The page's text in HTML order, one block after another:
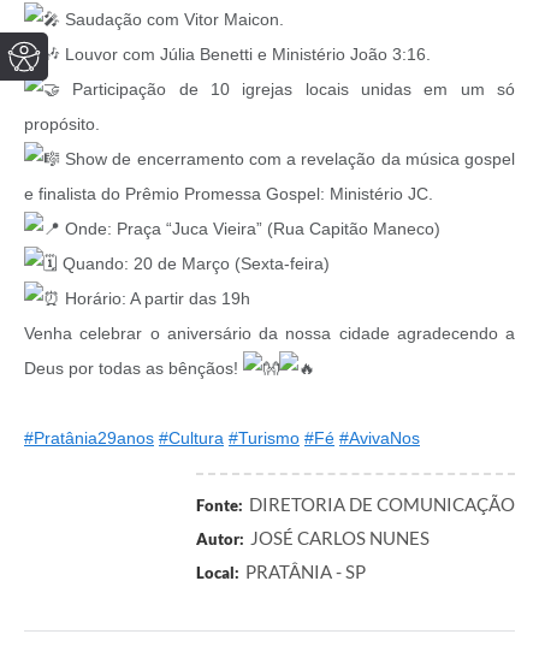
Saudação com Vitor Maicon.
Louvor com Júlia Benetti e Ministério João 3:16.
Participação de 10 igrejas locais unidas em um só
propósito.
Show de encerramento com a revelação da música gospel
e finalista do Prêmio Promessa Gospel: Ministério JC.
Onde: Praça “Juca Vieira” (Rua Capitão Maneco)
Quando: 20 de Março (Sexta-feira)
Horário: A partir das 19h
Venha celebrar o aniversário da nossa cidade agradecendo a
Deus por todas as bênçãos!
#Pratânia29anos #Cultura #Turismo #Fé #AvivaNos
Fonte: DIRETORIA DE COMUNICAÇÃO
Autor: JOSÉ CARLOS NUNES
Local: PRATÂNIA - SP